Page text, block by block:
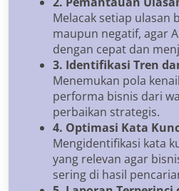
Melacak setiap ulasan
maupun negatif, agar
dengan cepat dan
3. Identifikasi Tren
Menemukan pola
performa bisnis dari
perbaikan strategis.
4. Optimasi Kata
Mengidentifikasi kata
yang relevan agar
sering di hasil